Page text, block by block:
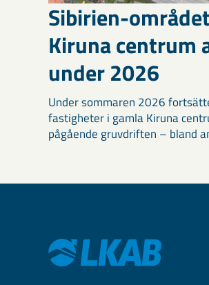
Sibirien-
Kiruna centrum
under 2026
Under sommaren 2026
fastigheter i gamla Kiruna
pågående gruvdriften – bland